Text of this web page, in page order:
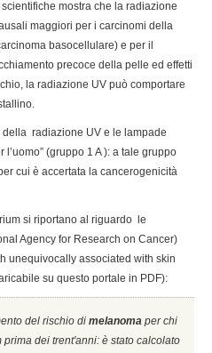
mostra che la radiazione
maggiori per i carcinomi della
basocellulare) e per il
precoce della pelle ed effetti
la radiazione UV può comportare
della radiazione UV e le lampade
(gruppo 1 A ): a tale gruppo
cui è accertata la cancerogenicità
si riportano al riguardo le
Agency for Research on Cancer)
unequivocally associated with skin
su questo portale in PDF):
del rischio di melanoma per chi
dei trent'anni: è stato calcolato